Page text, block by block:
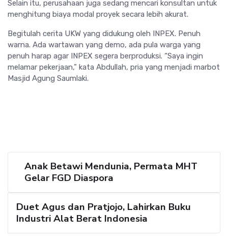
Selain itu, perusahaan juga sedang mencari konsultan untuk
menghitung biaya modal proyek secara lebih akurat.
Begitulah cerita UKW yang didukung oleh INPEX. Penuh
warna. Ada wartawan yang demo, ada pula warga yang
penuh harap agar INPEX segera berproduksi. “Saya ingin
melamar pekerjaan,” kata Abdullah, pria yang menjadi marbot
Masjid Agung Saumlaki.
Anak Betawi Mendunia, Permata MHT
Gelar FGD Diaspora
Duet Agus dan Pratjojo, Lahirkan Buku
Industri Alat Berat Indonesia